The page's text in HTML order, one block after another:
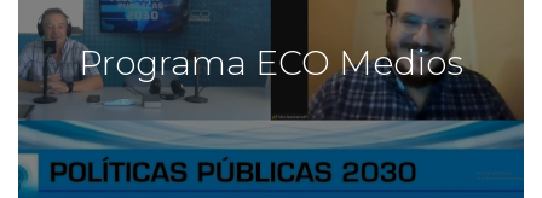
Programa ECO Medios